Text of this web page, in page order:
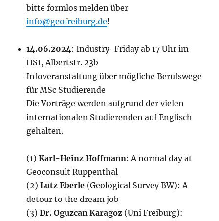
bitte formlos melden über
info@geofreiburg.de!
14.06.2024: Industry-Friday ab 17 Uhr im
HS1, Albertstr. 23b
Infoveranstaltung über mögliche Berufswege
für MSc Studierende
Die Vorträge werden aufgrund der vielen
internationalen Studierenden auf Englisch
gehalten.
(1)Karl-Heinz Hoffmann: A normal day at
Geoconsult Ruppenthal
(2)Lutz Eberle (Geological Survey BW): A
detour to the dream job
(3)Dr. Oguzcan Karagoz (Uni Freiburg):